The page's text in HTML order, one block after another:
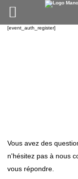
[event_auth_register]
Vous avez des
n'hésitez pas à nous
vous répondre.